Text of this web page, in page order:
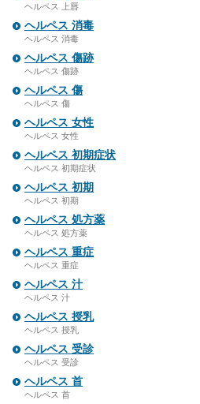
ヘルペス 上唇
ヘルペス 消毒
ヘルペス 消毒
ヘルペス 傷跡
ヘルペス 傷跡
ヘルペス 傷
ヘルペス 傷
ヘルペス 女性
ヘルペス 女性
ヘルペス 初期症状
ヘルペス 初期症状
ヘルペス 初期
ヘルペス 初期
ヘルペス 処方薬
ヘルペス 処方薬
ヘルペス 重症
ヘルペス 重症
ヘルペス 汁
ヘルペス 汁
ヘルペス 授乳
ヘルペス 授乳
ヘルペス 受診
ヘルペス 受診
ヘルペス 首
ヘルペス 首